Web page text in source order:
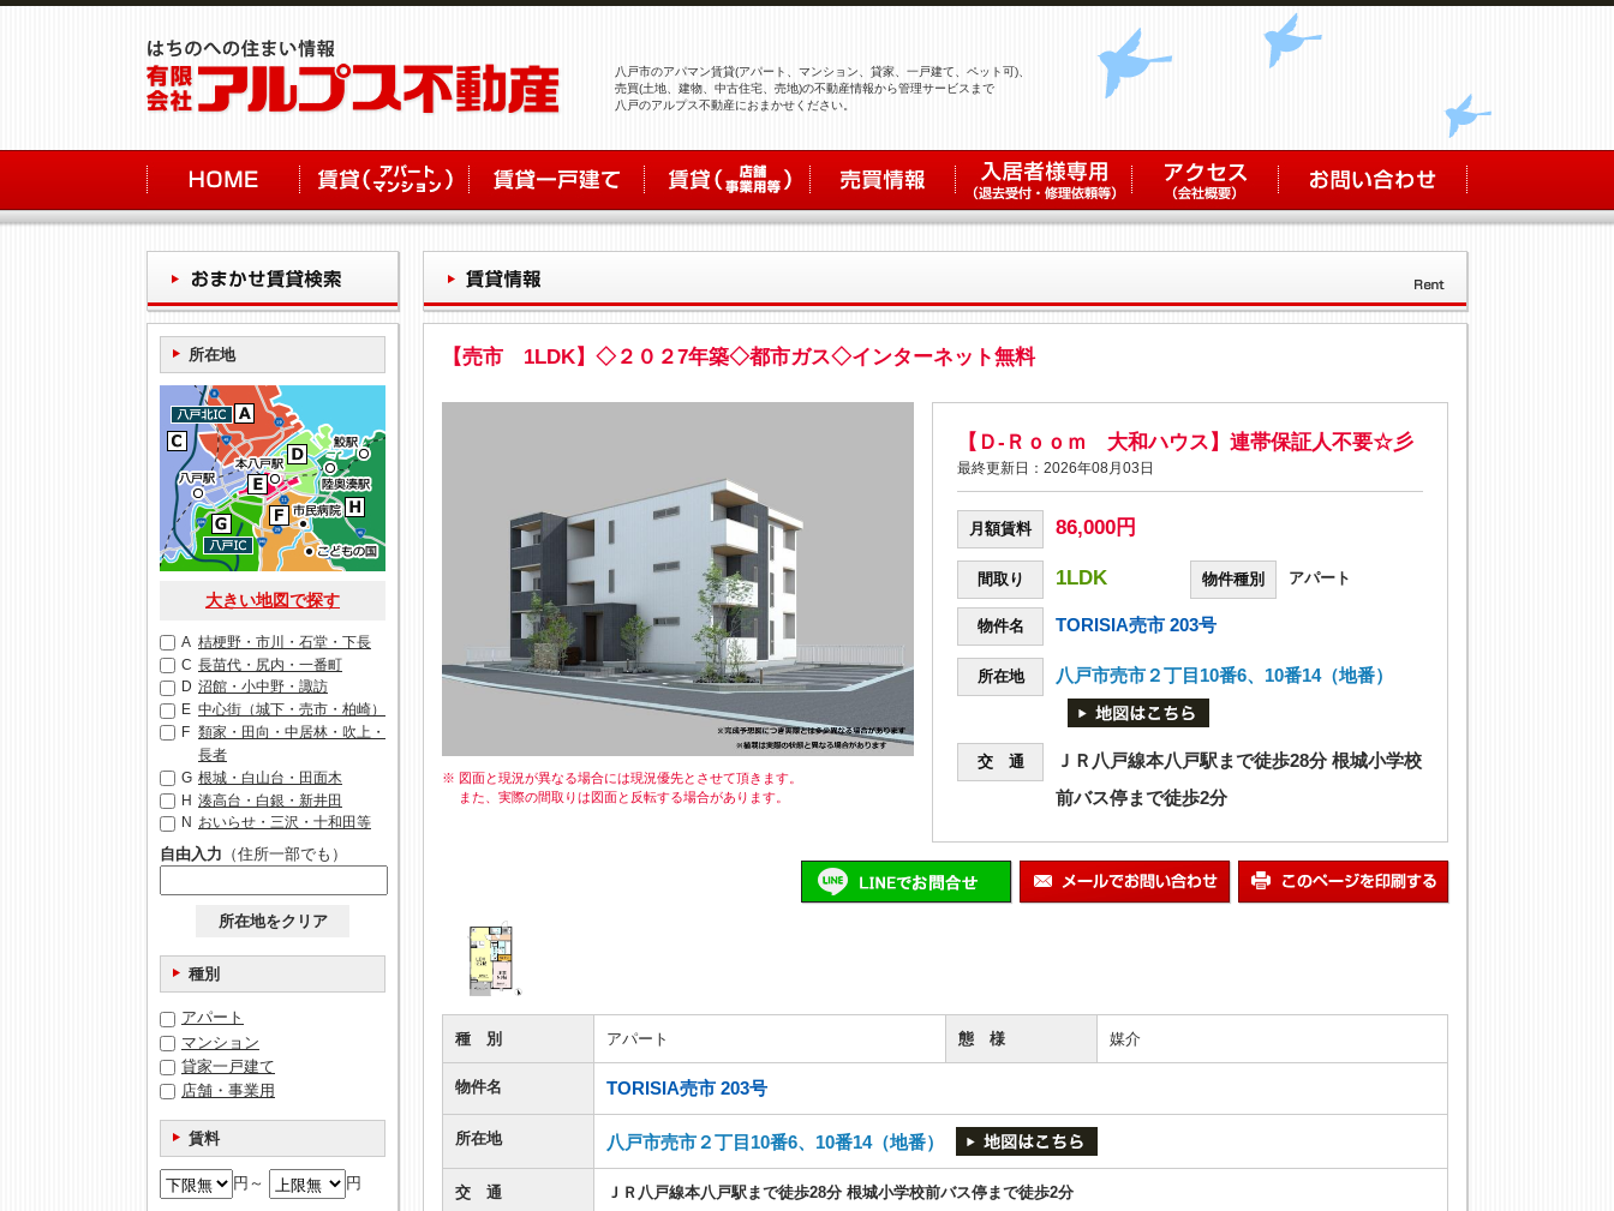
八戸市のアパマン賃貸(アパート、マンション、貸家、一戸建て、ペット可)、
売買(土地、建物、中古住宅、売地)の不動産情報から管理サービスまで
八戸のアルプス不動産におまかせください。
所在地
大きい地図で探す
A 桔梗野・市川・石堂・下長
C 長苗代・尻内・一番町
D 沼館・小中野・諏訪
E 中心街（城下・売市・柏崎）
F 類家・田向・中居林・吹上・
長者
G 根城・白山台・田面木
H 湊高台・白銀・新井田
N おいらせ・三沢・十和田等
自由入力 （住所一部でも）
所在地をクリア
種別
アパート
マンション
貸家一戸建て
店舗・事業用
賃料
円～ 円
【売市 1LDK】◇２０２7年築◇都市ガス◇インターネット無料
※ 図面と現況が異なる場合には現況優先とさせて頂きます。
また、実際の間取りは図面と反転する場合があります。
【Ｄ-Ｒｏｏｍ 大和ハウス】連帯保証人不要☆彡
最終更新日：2026年08月03日
月額賃料 86,000円
間取り 1LDK 物件種別 アパート
物件名 TORISIA売市 203号
所在地 八戸市売市２丁目10番6、10番14（地番）
交 通
ＪＲ八戸線本八戸駅まで徒歩28分 根城小学校
前バス停まで徒歩2分
種 別 アパート 態 様 媒介
物件名 TORISIA売市 203号
所在地 八戸市売市２丁目10番6、10番14（地番）
交 通 ＪＲ八戸線本八戸駅まで徒歩28分 根城小学校前バス停まで徒歩2分